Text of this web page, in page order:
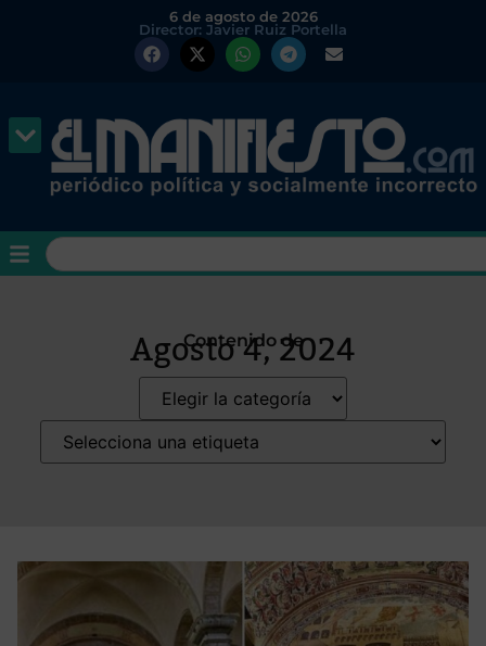
6 de agosto de 2026
Director: Javier Ruiz Portella
Contenido de
Agosto 4, 2024